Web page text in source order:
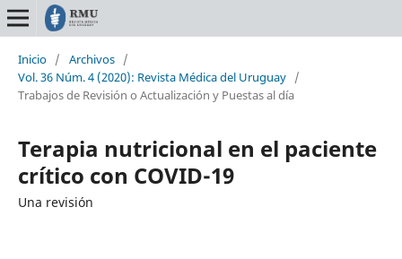
Inicio / Archivos /
Vol. 36 Núm. 4 (2020): Revista Médica del Uruguay /
Trabajos de Revisión o Actualización y Puestas al día
Terapia nutricional en el paciente
crítico con COVID-19
Una revisión